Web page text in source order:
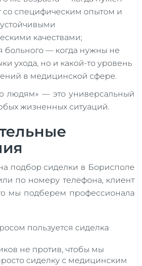
со специфическим опытом и
качествами;
больного — когда нужны не
ухода, но и какой-то уровень
в медицинской сфере.
людям» — это универсальный
жизненных ситуаций.
подбор сиделки в Борисполе
по номеру телефона, клиент
мы подберем профессионала
пользуется сиделка
не против, чтобы мы
сиделку с медицинским